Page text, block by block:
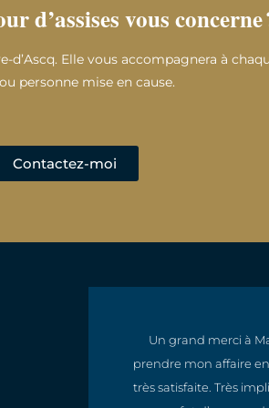
d’assises vous concerne
Elle vous accompagnera à
personne mise en cause.
Contactez-moi
Un grand merci à
prendre mon affaire
très satisfaite. Très